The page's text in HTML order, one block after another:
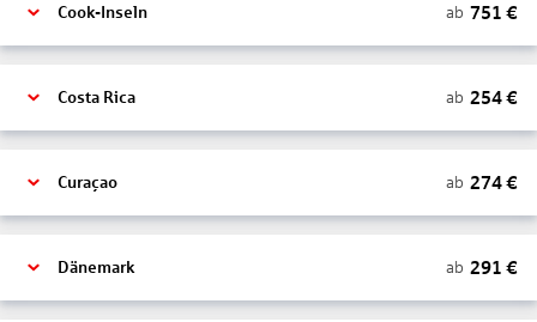
Cook-Inseln ab 751 €
Costa Rica ab 254€
Curaçao ab 274€
Dänemark ab 291 €